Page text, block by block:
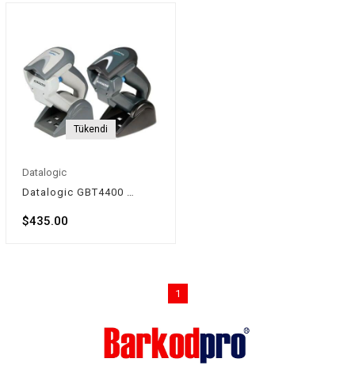
Tükendi
Datalogic
$435.00
1